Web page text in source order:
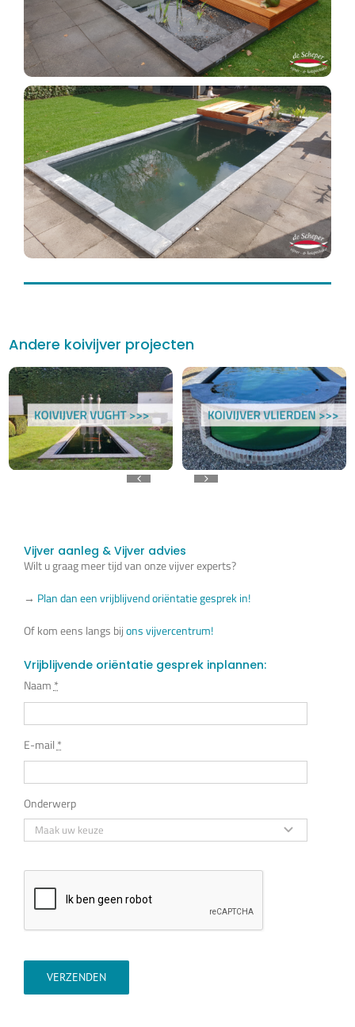
Andere koivijver projecten
Vijver aanleg & Vijver advies
Wilt u graag meer tijd van onze vijver experts?
→ Plan dan een vrijblijvend oriëntatie gesprek in!
Of kom eens langs bijons vijvercentrum!
Vrijblijvende oriëntatie gesprek inplannen:
Naam *
E-mail *
Onderwerp
VERZENDEN